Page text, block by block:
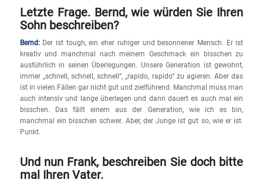
Letzte Frage. Bernd, wie würden Sie Ihren
Sohn beschreiben?
Bernd: Der ist tough, ein eher ruhiger und besonnener Mensch. Er ist
kreativ und manchmal nach meinem Geschmack ein bisschen zu
ausführlich in seinen Überlegungen. Unsere Generation ist gewohnt,
immer „schnell, schnell, schnell“, „rapido, rapido“ zu agieren. Aber das
ist in vielen Fällen gar nicht gut und zielführend. Manchmal muss man
auch intensiv und lange überlegen und dann dauert es auch mal ein
bisschen. Das fällt einem aus der Generation, wie ich es bin,
manchmal ein bisschen schwer. Aber, der Junge ist gut so, wie er ist.
Punkt.
Und nun Frank, beschreiben Sie doch bitte
mal Ihren Vater.